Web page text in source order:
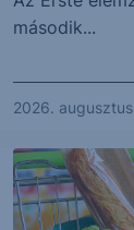
második...
2026. augusztus